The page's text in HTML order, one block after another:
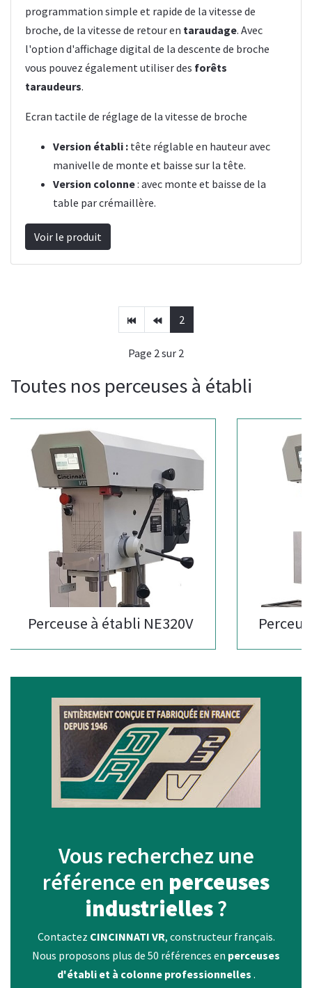
programmation simple et rapide de la vitesse de
broche, de la vitesse de retour en taraudage. Avec
l'option d'affichage digital de la descente de broche
vous pouvez également utiliser des forêts
taraudeurs.
Ecran tactile de réglage de la vitesse de broche
Version établi : tête réglable en hauteur avec
manivelle de monte et baisse sur la tête.
Version colonne: avec monte et baisse de la
table par crémaillère.
Voir le produit
2
Page 2 sur 2
Toutes nos perceuses à établi
Perceuse à établi NE320V Perceuse
Vous recherchez une
référence en perceuses
industrielles?
Contactez CINCINNATI VR, constructeur français.
Nous proposons plus de 50 références en perceuses
d'établi et à colonne professionnelles .